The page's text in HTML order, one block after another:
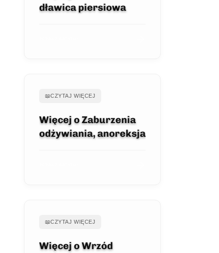
dławica piersiowa
📖CZYTAJ WIĘCEJ
Więcej o Zaburzenia
odżywiania, anoreksja
📖CZYTAJ WIĘCEJ
Więcej o Wrzód